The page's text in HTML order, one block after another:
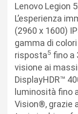
Lenovo Legion
L’esperienza
(2960 x 1600)
gamma di
risposta5 fino a
visione ai
DisplayHDR™
luminosità fino
Vision®, grazie